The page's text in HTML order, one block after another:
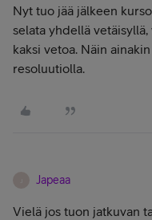
Nyt tuo jää jälkeen
selata yhdellä
kaksi vetoa. Näin
resoluutiolla.
Japeaa
Vielä jos tuon jatkuvan